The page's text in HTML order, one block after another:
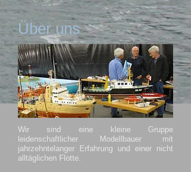
Über uns
Wir sind eine kleine Gruppe
leidenschaftlicher Modellbauer mit
jahrzehntelanger Erfahrung und einer nicht
alltäglichen Flotte.